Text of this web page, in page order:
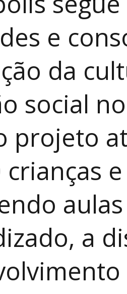
e
da
social
projeto
crianças
a